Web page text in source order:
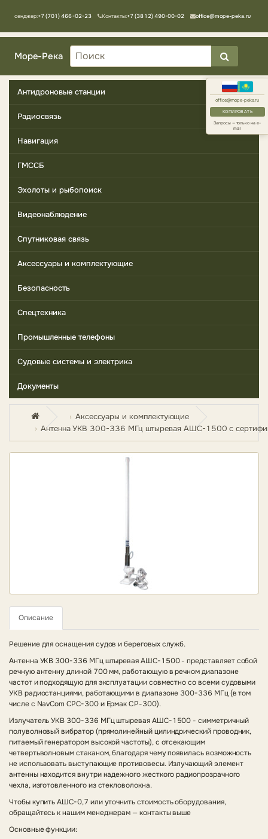
office@mope-peka.ru
КОПИРОВАТЬ
Запросы — только на e-
mail
Мессенджер:+7 (701) 466-02-23 Контакты:+7 (3812) 490-00-02 office@mope-peka.ru
Море-Река
Антидроновые станции
Радиосвязь
Навигация
ГМССБ
Эхолоты и рыбопоиск
Видеонаблюдение
Спутниковая связь
Аксессуары и комплектующие
Безопасность
Спецтехника
Промышленные телефоны
Судовые системы и электрика
Документы
Аксессуары и комплектующие
Антенна УКВ 300-336 МГц штыревая АШC-1500 с
Описание
Решение для оснащения судов и береговых служб.
Антенна УКВ 300-336 МГц штыревая АШC-1500 - представляет собой
речную антенну длиной 700 мм, работающую в речном диапазоне
частот и подходящую для эксплуатации совместно со всеми судовыми
УКВ радиостанциями, работающими в диапазоне 300-336 МГц (в том
числе с NavCom CPC-300 и Ермак СР-300).
Излучатель УКВ 300-336 МГц штыревая АШC-1500 - симметричный
полуволновый вибратор (прямолинейный цилиндрический проводник,
питаемый генератором высокой частоты), с отсекающим
четвертьволновым стаканом, благодаря чему появилась возможность
не использовать выступающие противовесы. Излучающий элемент
антенны находится внутри надежного жесткого радиопрозрачного
чехла, изготовленного из стекловолокна.
Чтобы купитьАШC-0,7 или уточнить стоимость оборудования,
обращайтесь к нашим менеджерам — контакты выше
Основные функции: